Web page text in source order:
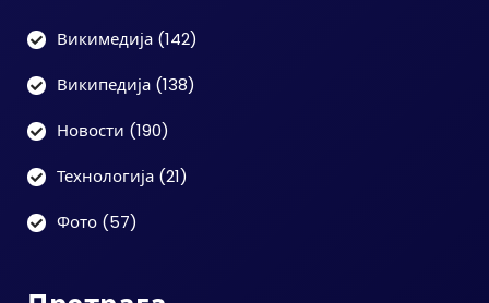
Викимедија (142)
Википедија (138)
Новости (190)
Технологија (21)
Фото (57)